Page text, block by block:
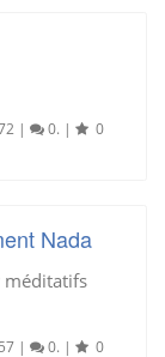
| 0. | 0
Nada
méditatifs
| 0. | 0